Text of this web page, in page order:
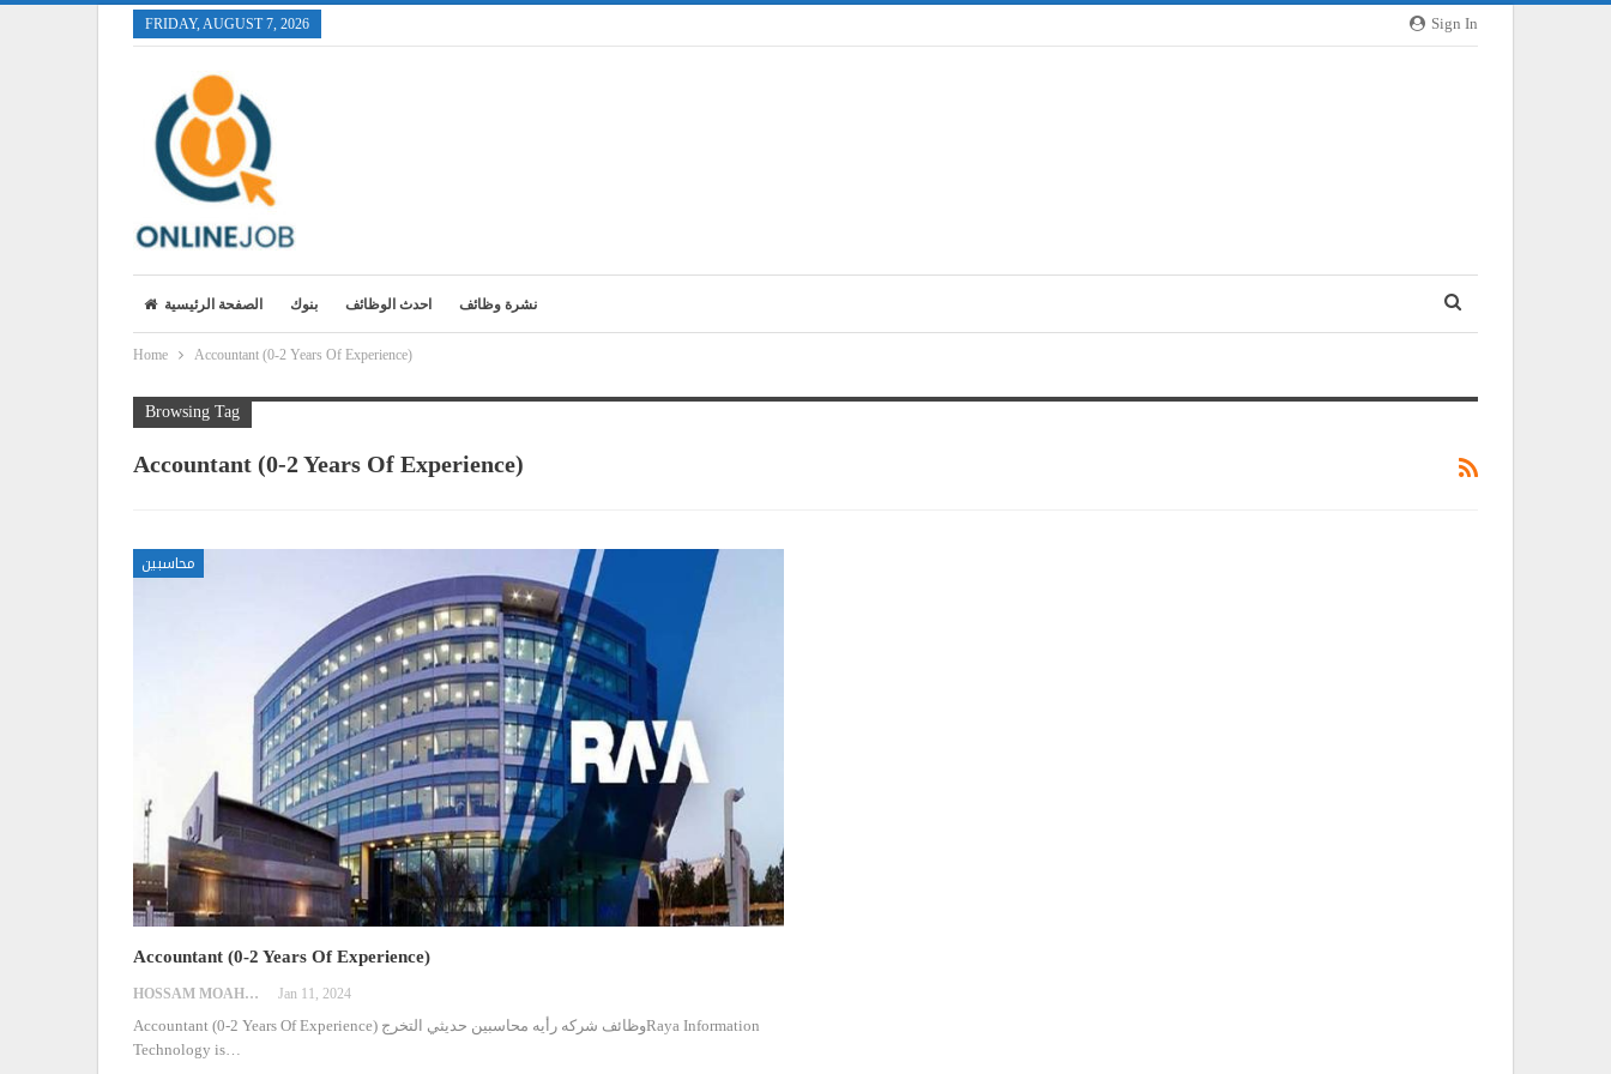
Sign In
FRIDAY, AUGUST 7, 2026
الصفحة الرئيسية بنوك احدث الوظائف نشرة وظائف
Home Accountant (0-2 Years Of Experience)
Browsing Tag
Accountant (0-2 Years Of Experience)
محاسبين
Accountant (0-2 Years Of Experience)
HOSSAM MOAHMED Jan 11, 2024
Accountant (0-2 Years Of Experience) وظائف شركه رأيه محاسبين حديثي التخرجRaya Information
Technology is